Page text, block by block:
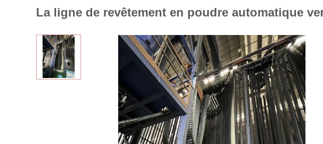
La ligne de revêtement en poudre automatique